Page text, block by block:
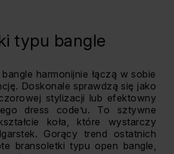
typu bangle
harmonijnie łączą w sobie
Doskonale sprawdzą się jako
stylizacji lub efektowny
dress code’u. To sztywne
koła, które wystarczy
Gorący trend ostatnich
bransoletki typu open bangle,